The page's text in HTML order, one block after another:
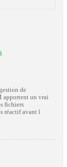
de
apportent un vrai
fichiers
réactif avant l